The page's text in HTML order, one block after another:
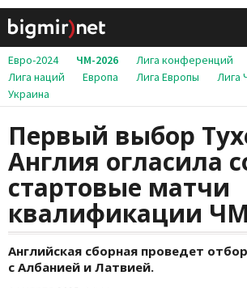
Евро-2024 ЧМ-2026 Лига конференций
Лига наций
Европа Лига Европы
Лига
Украина
Первый выбор
Англия огласила
стартовые матчи
квалификации
Английская сборная проведет
с Албанией и Латвией.